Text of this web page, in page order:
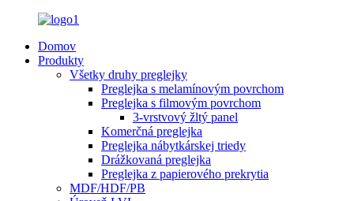
Domov
Produkty
Všetky druhy preglejky
Preglejka s melamínovým povrchom
Preglejka s filmovým povrchom
3-vrstvový žltý panel
Komerčná preglejka
Preglejka nábytkárskej triedy
Drážkovaná preglejka
Preglejka z papierového prekrytia
MDF/HDF/PB